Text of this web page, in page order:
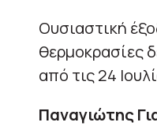
Ουσιαστική
θερμοκρασίες
από τις 24
Παναγιώτης